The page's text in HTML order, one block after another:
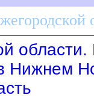
Нижнем